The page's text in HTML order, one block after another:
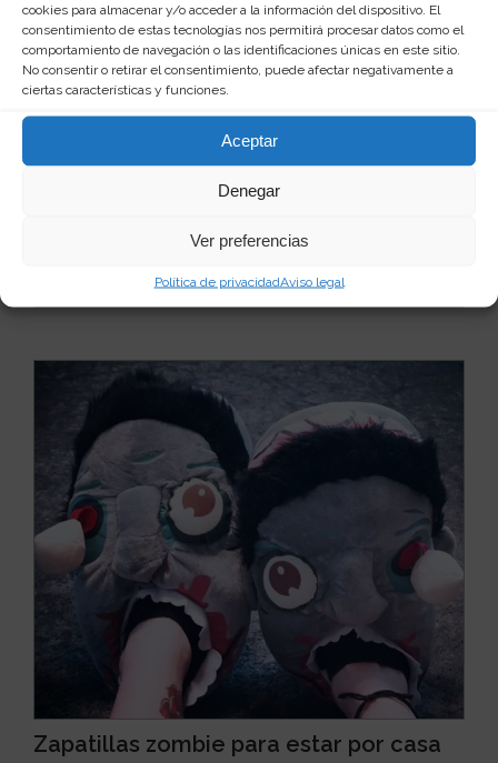
cookies para almacenar y/o acceder a la información del dispositivo. El
consentimiento de estas tecnologías nos permitirá procesar datos como el
comportamiento de navegación o las identificaciones únicas en este sitio.
No consentir o retirar el consentimiento, puede afectar negativamente a
ciertas características y funciones.
Aceptar
Denegar
Ver preferencias
Política de privacidadAviso legal
Zapatillas Hulk de estar por casa
Oye, si eres una persona divertida que te gusta darle
toques de humor a la vida, que no te ciñes a l...
Ver producto
Zapatillas zombie para estar por casa